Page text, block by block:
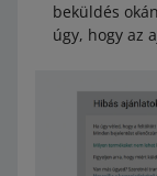
beküldés
úgy, hogy az